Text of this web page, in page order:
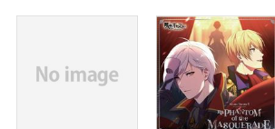
※今後、その他店舗やイベント会場、海外
ざいます。詳細は公式サイト等でご案内いた
【ご注意（必ずお読みください）】